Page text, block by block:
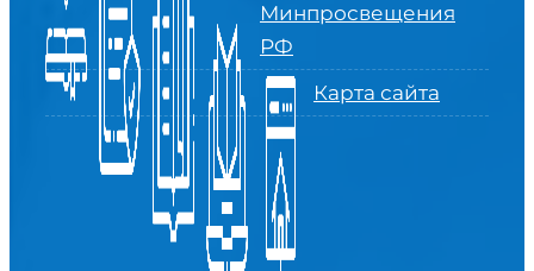
Минпросвещения
РФ
Карта сайта